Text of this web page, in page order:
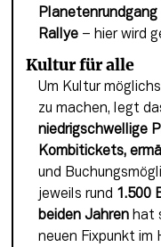
Planetenrundgang
Rallye – hier wird
Kultur für alle
Um Kultur
niedrigschwellige
Kombitickets,
und
jeweils rund 1.500
beiden Jahren hat
neuen Fixpunkt im